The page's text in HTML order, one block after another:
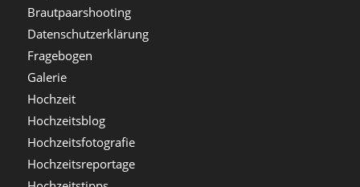
Brautpaarshooting
Datenschutzerklärung
Fragebogen
Galerie
Hochzeit
Hochzeitsblog
Hochzeitsfotografie
Hochzeitsreportage